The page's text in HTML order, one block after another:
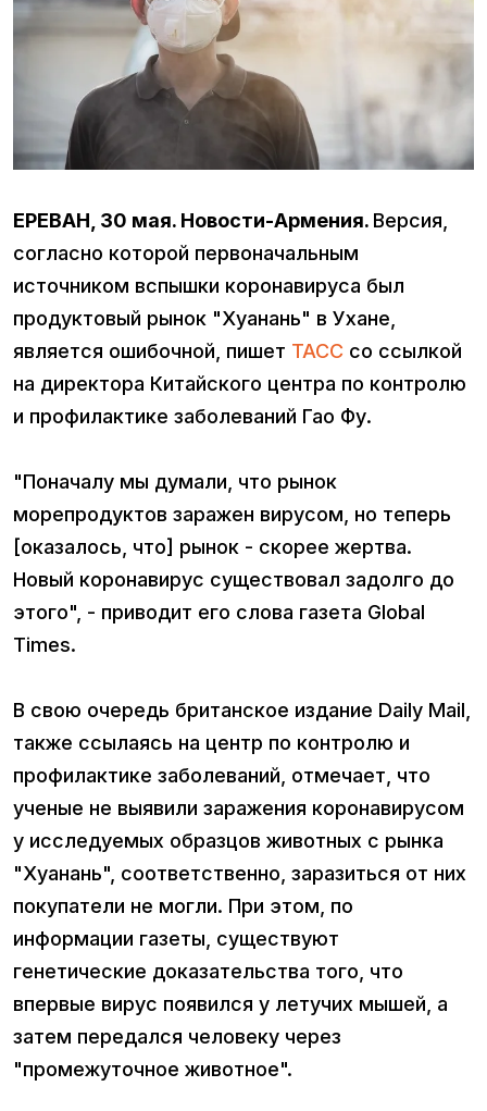
ЕРЕВАН, 30 мая. Новости-Армения. Версия,
согласно которой первоначальным
источником вспышки коронавируса был
продуктовый рынок "Хуанань" в Ухане,
является ошибочной, пишет ТАСС со ссылкой
на директора Китайского центра по контролю
и профилактике заболеваний Гао Фу.
"Поначалу мы думали, что рынок
морепродуктов заражен вирусом, но теперь
[оказалось, что] рынок - скорее жертва.
Новый коронавирус существовал задолго до
этого", - приводит его слова газета Global
Times.
В свою очередь британское издание Daily Mail,
также ссылаясь на центр по контролю и
профилактике заболеваний, отмечает, что
ученые не выявили заражения коронавирусом
у исследуемых образцов животных с рынка
"Хуанань", соответственно, заразиться от них
покупатели не могли. При этом, по
информации газеты, существуют
генетические доказательства того, что
впервые вирус появился у летучих мышей, а
затем передался человеку через
"промежуточное животное".